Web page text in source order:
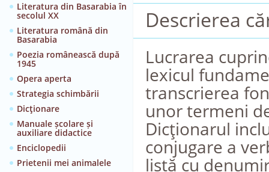
Literatura din Basarabia în
secolul XX
Literatura română din
Basarabia
Poezia românească după
1945
Opera aperta
Strategia schimbării
Dicţionare
Manuale școlare și
auxiliare didactice
Enciclopedii
Prietenii mei animalele
Descrierea
Lucrarea
lexicul
transcrierea
unor termeni
Dicţionarul
conjugare a
listă cu